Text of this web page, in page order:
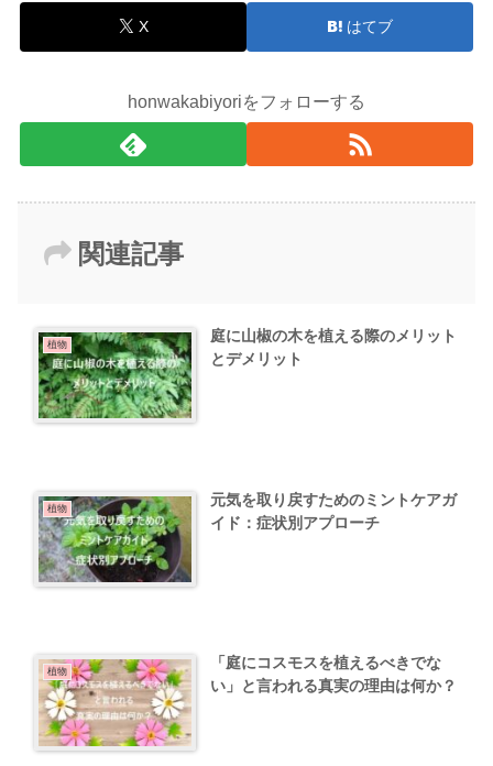
X はてブ
honwakabiyoriをフォローする
関連記事
植物
庭に山椒の木を植える際のメリット
とデメリット
植物
元気を取り戻すためのミントケアガ
イド：症状別アプローチ
植物
「庭にコスモスを植えるべきでな
い」と言われる真実の理由は何か？